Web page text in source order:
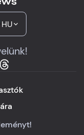
HU